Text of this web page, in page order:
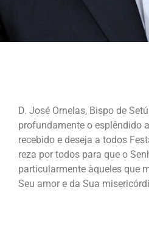
D. José Ornelas, Bispo de
profundamente o esplêndido
recebido e deseja a todos
reza por todos para que o
particularmente àqueles que
Seu amor e da Sua